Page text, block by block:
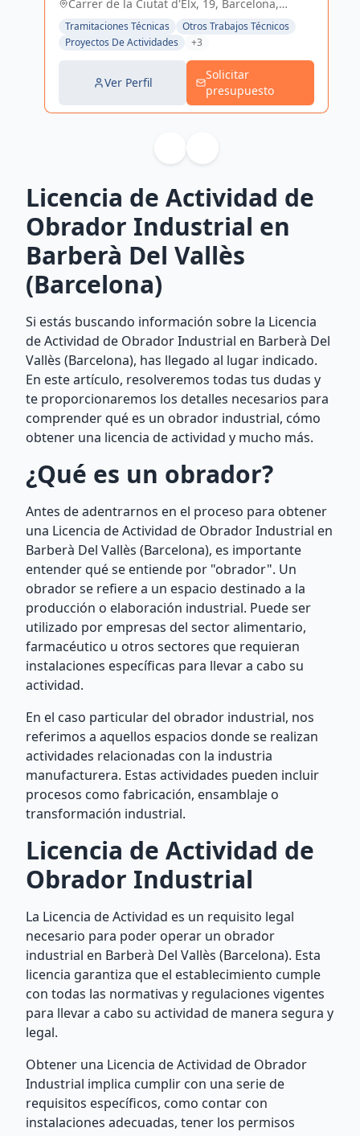
Carrer de la Ciutat d'Elx, 19, Barcelona,
España, España
Tramitaciones Técnicas
Otros Trabajos Técnicos
Proyectos De Actividades
+3
Ver Perfil
Solicitar
presupuesto
Licencia de Actividad de
Obrador Industrial en
Barberà Del Vallès
(Barcelona)
Si estás buscando información sobre la Licencia
de Actividad de Obrador Industrial en Barberà Del
Vallès (Barcelona), has llegado al lugar indicado.
En este artículo, resolveremos todas tus dudas y
te proporcionaremos los detalles necesarios para
comprender qué es un obrador industrial, cómo
obtener una licencia de actividad y mucho más.
¿Qué es un obrador?
Antes de adentrarnos en el proceso para obtener
una Licencia de Actividad de Obrador Industrial en
Barberà Del Vallès (Barcelona), es importante
entender qué se entiende por "obrador". Un
obrador se refiere a un espacio destinado a la
producción o elaboración industrial. Puede ser
utilizado por empresas del sector alimentario,
farmacéutico u otros sectores que requieran
instalaciones específicas para llevar a cabo su
actividad.
En el caso particular del obrador industrial, nos
referimos a aquellos espacios donde se realizan
actividades relacionadas con la industria
manufacturera. Estas actividades pueden incluir
procesos como fabricación, ensamblaje o
transformación industrial.
Licencia de Actividad de
Obrador Industrial
La Licencia de Actividad es un requisito legal
necesario para poder operar un obrador
industrial en Barberà Del Vallès (Barcelona). Esta
licencia garantiza que el establecimiento cumple
con todas las normativas y regulaciones vigentes
para llevar a cabo su actividad de manera segura y
legal.
Obtener una Licencia de Actividad de Obrador
Industrial implica cumplir con una serie de
requisitos específicos, como contar con
instalaciones adecuadas, tener los permisos